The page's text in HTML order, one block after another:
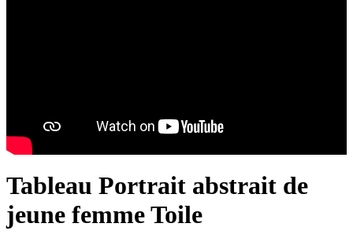
Tableau Portrait abstrait de
jeune femme Toile